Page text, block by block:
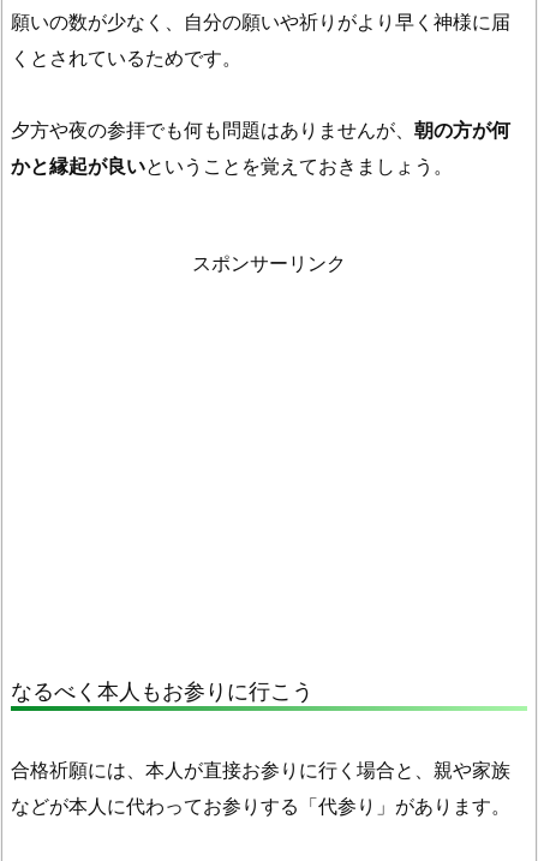
願いの数が少なく、自分の願いや祈りがより早く神様に届
くとされているためです。
夕方や夜の参拝でも何も問題はありませんが、 朝の方が何
かと縁起が良いということを覚えておきましょう。
スポンサーリンク
なるべく本人もお参りに行こう
合格祈願には、本人が直接お参りに行く場合と、親や家族
などが本人に代わってお参りする「代参り」があります。